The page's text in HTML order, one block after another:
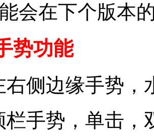
会在下个版本
势功能
右侧边缘手势
栏手势，单击，